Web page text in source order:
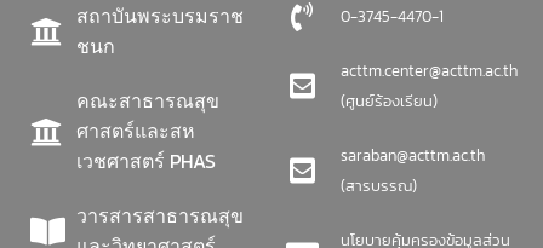
สถาบันพระบรมราช
ชนก
คณะสาธารณสุข
ศาสตร์และสห
เวชศาสตร์ PHAS
วารสารสาธารณสุข
0-3745-4470-1
acttm.center@acttm.ac.th
(ศูนย์ร้องเรียน)
saraban@acttm.ac.th
(สารบรรณ)
นโยบายคุ้มครองข้อมูลส่วน